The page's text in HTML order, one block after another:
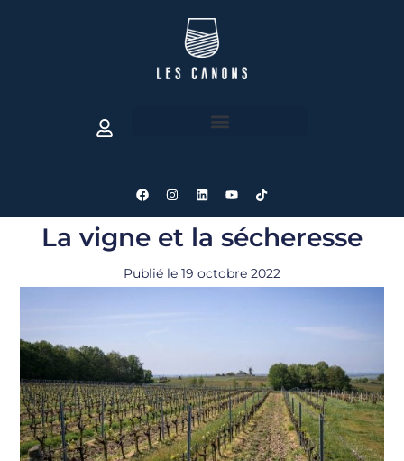
La vigne et la sécheresse
Publié le 19 octobre 2022